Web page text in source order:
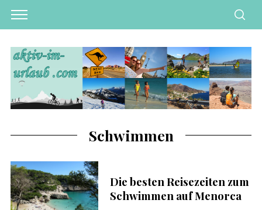
Schwimmen
Die besten Reisezeiten zum
Schwimmen auf Menorca